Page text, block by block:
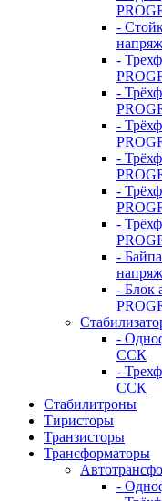
-
-
-
-
-
-
-
-
- Блок
-
ССК
-
ССК
Стабилитроны
Тиристоры
Транзисторы
Трансформаторы
-